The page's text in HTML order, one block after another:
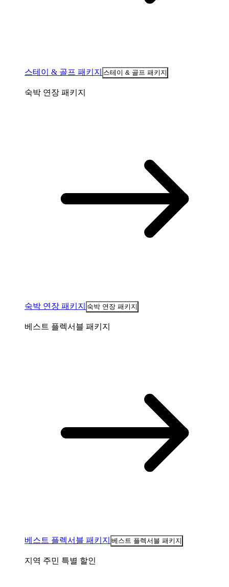
스테이 & 골프 패키지 스테이 & 골프 패키지
숙박 연장 패키지
숙박 연장 패키지 숙박 연장 패키지
베스트 플렉서블 패키지
베스트 플렉서블 패키지 베스트 플렉서블 패키지
지역 주민 특별 할인